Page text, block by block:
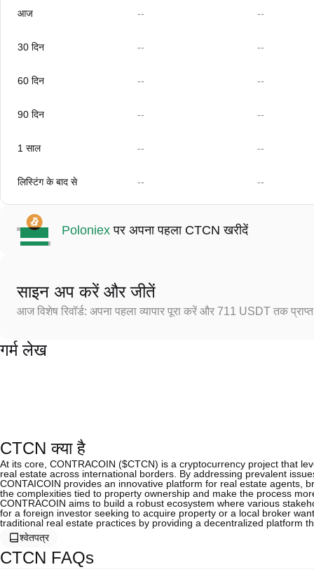
आज -- --
30 दिन -- --
60 दिन -- --
90 दिन -- --
1 साल -- --
लिस्टिंग के बाद से -- --
Poloniex पर अपना पहला CTCN खरीदें
साइन अप करें और जीतें
आज विशेष रिवॉर्ड: अपना पहला व्यापार पूरा करें और 711 USDT तक
गर्म लेख
CTCN क्या है
At its core, CONTRACOIN ($CTCN) is a cryptocurrency project that
real estate across international borders. By addressing prevalent
CONTAICOIN provides an innovative platform for real estate agents,
the complexities tied to property ownership and make the process
CONTRACOIN aims to build a robust ecosystem where various
for a foreign investor seeking to acquire property or a local broker
traditional real estate practices by providing a decentralized platform
श्वेतपत्र
CTCN FAQs